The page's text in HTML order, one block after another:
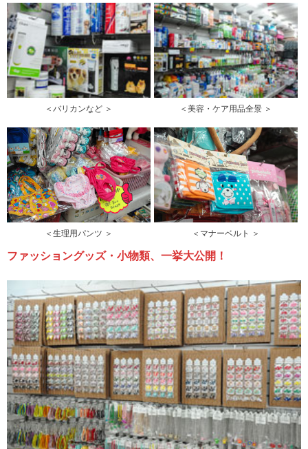
＜バリカンなど ＞ ＜美容・ケア用品全景 ＞
＜生理用パンツ ＞ ＜マナーベルト ＞
ファッショングッズ・小物類、一挙大公開！